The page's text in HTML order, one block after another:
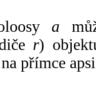
a
r)
přímce